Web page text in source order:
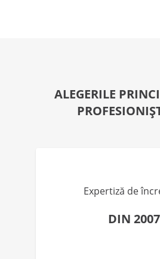
ALEGERILE
Expertiză de
DIN 2007